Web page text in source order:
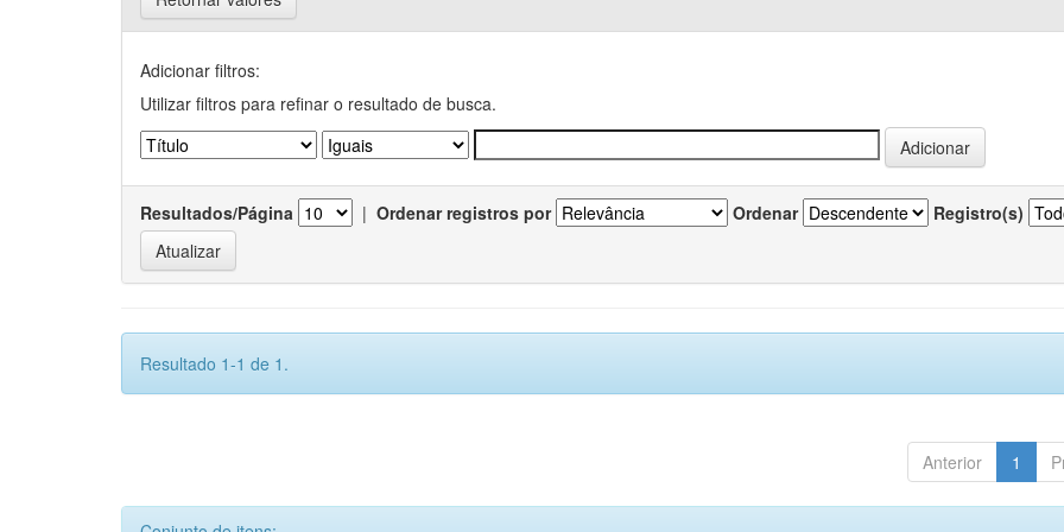
Adicionar filtros:
Utilizar filtros para refinar o resultado de busca.
Resultados/Página | Ordenar registros por Ordenar Registro(s)
Resultado 1-1 de 1.
Anterior 1